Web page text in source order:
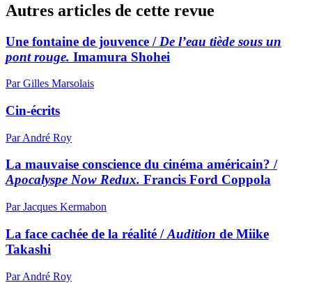
Autres articles de cette revue
Une fontaine de jouvence / De l’eau tiède sous un
pont rouge. Imamura Shohei
Par Gilles Marsolais
Cin-écrits
Par André Roy
La mauvaise conscience du cinéma américain? /
Apocalyspe Now Redux. Francis Ford Coppola
Par Jacques Kermabon
La face cachée de la réalité /Audition de Miike
Takashi
Par André Roy